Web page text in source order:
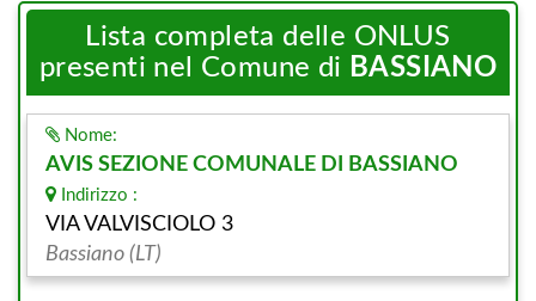
Lista completa delle ONLUS
presenti nel Comune di BASSIANO
Nome:
AVIS SEZIONE COMUNALE DI BASSIANO
Indirizzo :
VIA VALVISCIOLO 3
Bassiano (LT)